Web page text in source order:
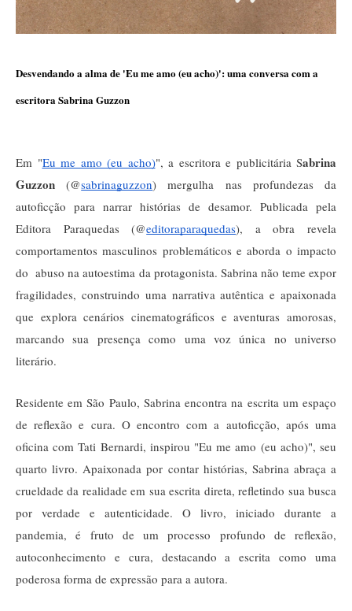
Desvendando a alma de 'Eu me amo (eu acho)': uma conversa com a
escritora Sabrina Guzzon
Em "Eu me amo (eu acho)", a escritora e publicitária Sabrina
Guzzon (@sabrinaguzzon) mergulha nas profundezas da
autoficção para narrar histórias de desamor. Publicada pela
Editora Paraquedas (@editoraparaquedas), a obra revela
comportamentos masculinos problemáticos e aborda o impacto
do abuso na autoestima da protagonista. Sabrina não teme expor
fragilidades, construindo uma narrativa autêntica e apaixonada
que explora cenários cinematográficos e aventuras amorosas,
marcando sua presença como uma voz única no universo
literário.
Residente em São Paulo, Sabrina encontra na escrita um espaço
de reflexão e cura. O encontro com a autoficção, após uma
oficina com Tati Bernardi, inspirou "Eu me amo (eu acho)", seu
quarto livro. Apaixonada por contar histórias, Sabrina abraça a
crueldade da realidade em sua escrita direta, refletindo sua busca
por verdade e autenticidade. O livro, iniciado durante a
pandemia, é fruto de um processo profundo de reflexão,
autoconhecimento e cura, destacando a escrita como uma
poderosa forma de expressão para a autora.